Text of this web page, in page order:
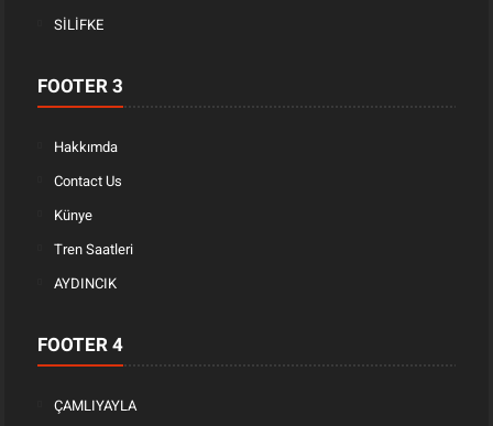
SİLİFKE
FOOTER 3
Hakkımda
Contact Us
Künye
Tren Saatleri
AYDINCIK
FOOTER 4
ÇAMLIYAYLA